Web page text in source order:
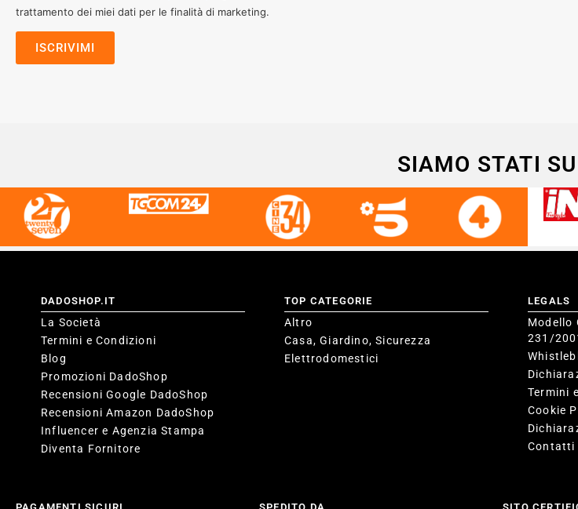
trattamento dei miei dati per le finalità di marketing.
SIAMO STATI SU
DADOSHOP.IT
La Società
Termini e Condizioni
Blog
Promozioni DadoShop
Recensioni Google DadoShop
Recensioni Amazon DadoShop
Influencer e Agenzia Stampa
Diventa Fornitore
TOP CATEGORIE
Altro
Casa, Giardino, Sicurezza
Elettrodomestici
LEGALS
Modello
231/
Termini
Cookie
Contatti